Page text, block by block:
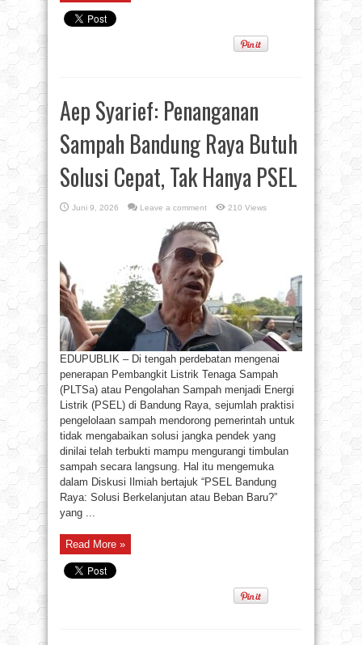
Aep Syarief: Penanganan
Sampah Bandung Raya Butuh
Solusi Cepat, Tak Hanya PSEL
Juni 9, 2026 Leave a comment 210 Views
EDUPUBLIK – Di tengah perdebatan mengenai
penerapan Pembangkit Listrik Tenaga Sampah
(PLTSa) atau Pengolahan Sampah menjadi Energi
Listrik (PSEL) di Bandung Raya, sejumlah praktisi
pengelolaan sampah mendorong pemerintah untuk
tidak mengabaikan solusi jangka pendek yang
dinilai telah terbukti mampu mengurangi timbulan
sampah secara langsung. Hal itu mengemuka
dalam Diskusi Ilmiah bertajuk “PSEL Bandung
Raya: Solusi Berkelanjutan atau Beban Baru?”
yang ...
Read More »